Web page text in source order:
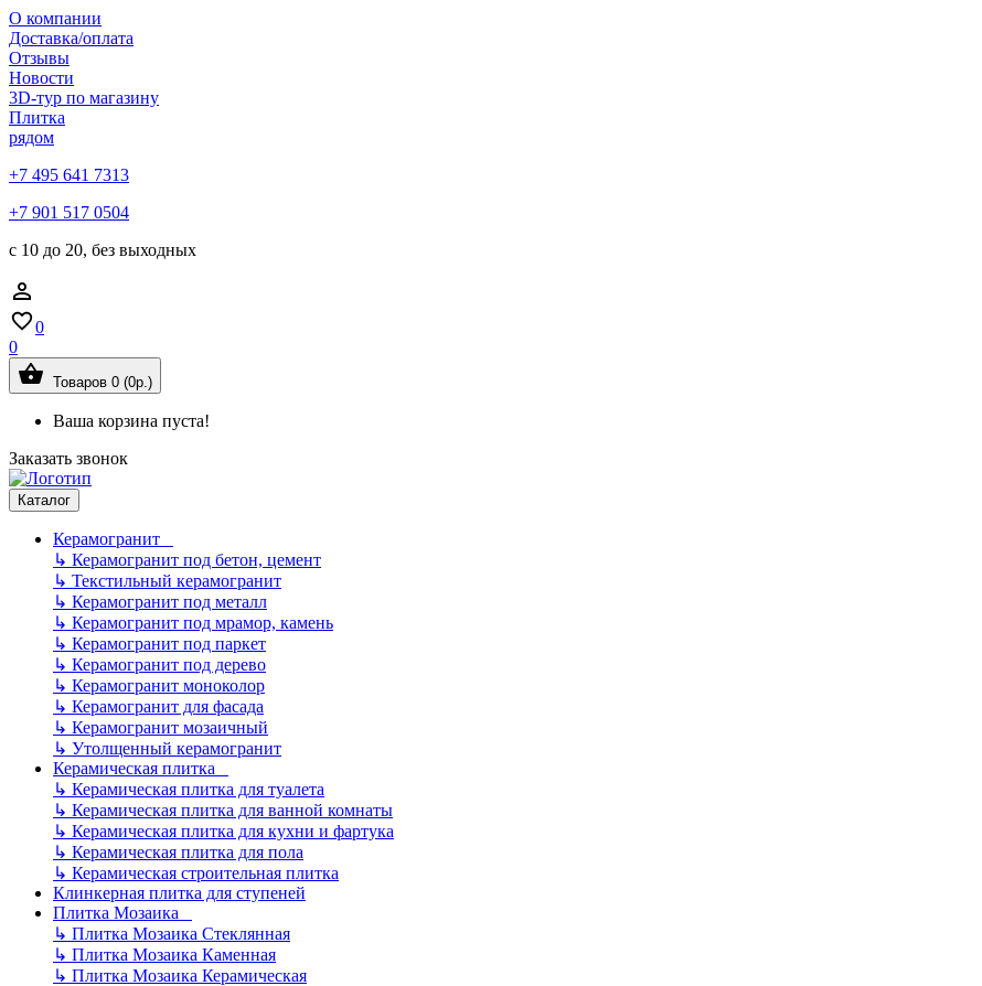
О компании
Доставка/оплата
Отзывы
Новости
3D-тур по магазину
Плитка
рядом
+7 495 641 7313
+7 901 517 0504
с 10 до 20, без выходных
0
0
Товаров 0 (0р.)
Ваша корзина пуста!
Заказать звонок
Каталог
Керамогранит
↳ Керамогранит под бетон, цемент
↳ Текстильный керамогранит
↳ Керамогранит под металл
↳ Керамогранит под мрамор, камень
↳ Керамогранит под паркет
↳ Керамогранит под дерево
↳ Керамогранит моноколор
↳ Керамогранит для фасада
↳ Керамогранит мозаичный
↳ Утолщенный керамогранит
Керамическая плитка
↳ Керамическая плитка для туалета
↳ Керамическая плитка для ванной комнаты
↳ Керамическая плитка для кухни и фартука
↳ Керамическая плитка для пола
↳ Керамическая строительная плитка
Клинкерная плитка для ступеней
Плитка Мозаика
↳ Плитка Мозаика Стеклянная
↳ Плитка Мозаика Каменная
↳ Плитка Мозаика Керамическая